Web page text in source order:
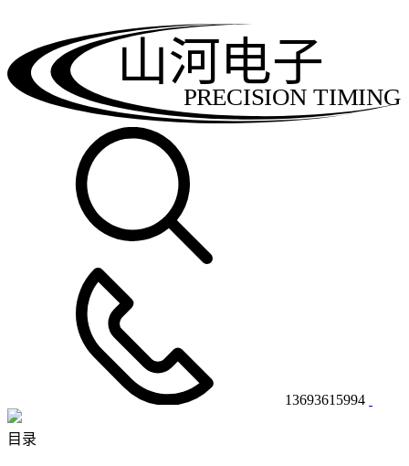
PRECISION TIMING
山河电子
13693615994
目录